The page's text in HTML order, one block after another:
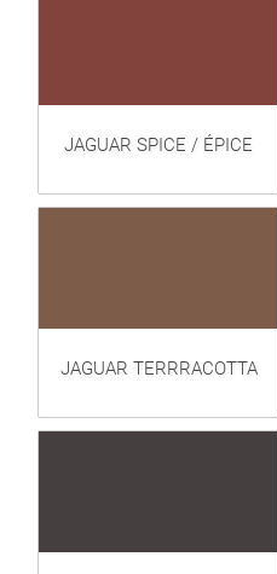
JAGUAR SPICE / ÉPICE
JAGUAR TERRRACOTTA